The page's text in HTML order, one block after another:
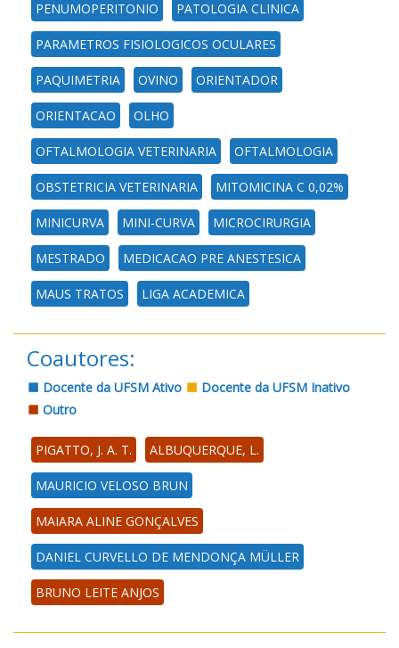
PENUMOPERITONIO PATOLOGIA CLINICA
PARAMETROS FISIOLOGICOS OCULARES
PAQUIMETRIA OVINO ORIENTADOR
ORIENTACAO OLHO
OFTALMOLOGIA VETERINARIA OFTALMOLOGIA
OBSTETRICIA VETERINARIA MITOMICINA C 0,02%
MINICURVA MINI-CURVA MICROCIRURGIA
MESTRADO MEDICACAO PRE ANESTESICA
MAUS TRATOS LIGA ACADEMICA
Coautores:
Docente da UFSM Ativo
Docente da UFSM Inativo
Outro
PIGATTO, J. A. T. ALBUQUERQUE, L.
MAURICIO VELOSO BRUN
MAIARA ALINE GONÇALVES
DANIEL CURVELLO DE MENDONÇA MÜLLER
BRUNO LEITE ANJOS